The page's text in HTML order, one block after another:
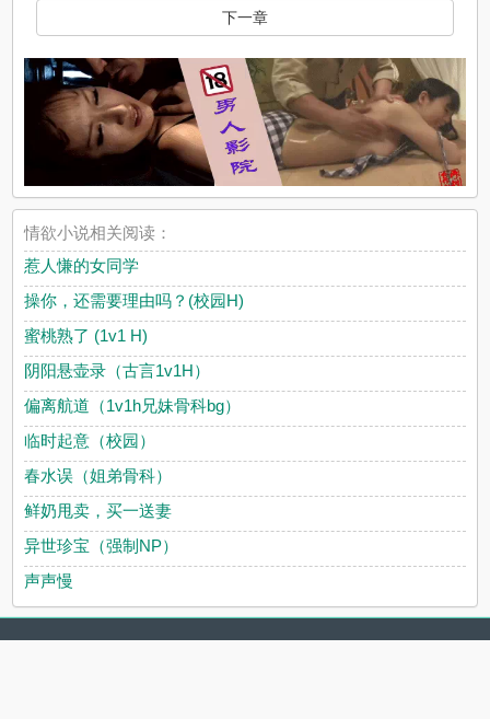
下一章
情欲小说相关阅读：
惹人慊的女同学
操你，还需要理由吗？(校园H)
蜜桃熟了 (1v1 H)
阴阳悬壶录（古言1v1H）
偏离航道（1v1h兄妹骨科bg）
临时起意（校园）
春水误（姐弟骨科）
鲜奶甩卖，买一送妻
异世珍宝（强制NP）
声声慢